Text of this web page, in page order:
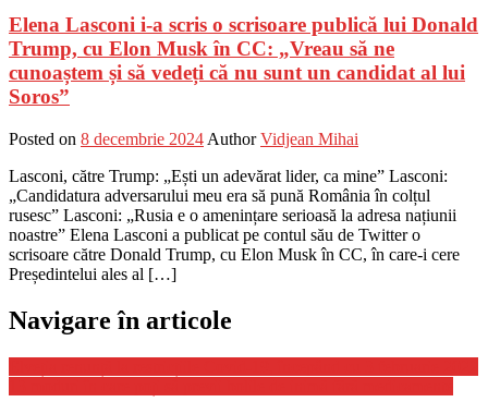
Elena Lasconi i-a scris o scrisoare publică lui Donald
Trump, cu Elon Musk în CC: „Vreau să ne
cunoaștem și să vedeți că nu sunt un candidat al lui
Soros”
Posted on 8 decembrie 2024 Author Vidjean Mihai
Lasconi, către Trump: „Ești un adevărat lider, ca mine” Lasconi:
„Candidatura adversarului meu era să pună România în colțul
rusesc” Lasconi: „Rusia e o amenințare serioasă la adresa națiunii
noastre” Elena Lasconi a publicat pe contul său de Twitter o
scrisoare către Donald Trump, cu Elon Musk în CC, în care-i cere
Președintelui ales al […]
Navigare în articole